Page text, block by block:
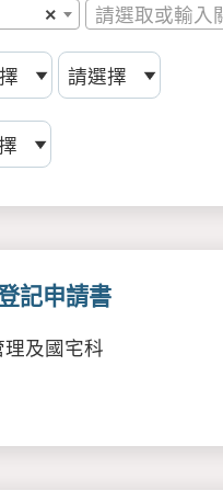
× 請選取或輸入
記申請書
及國宅科